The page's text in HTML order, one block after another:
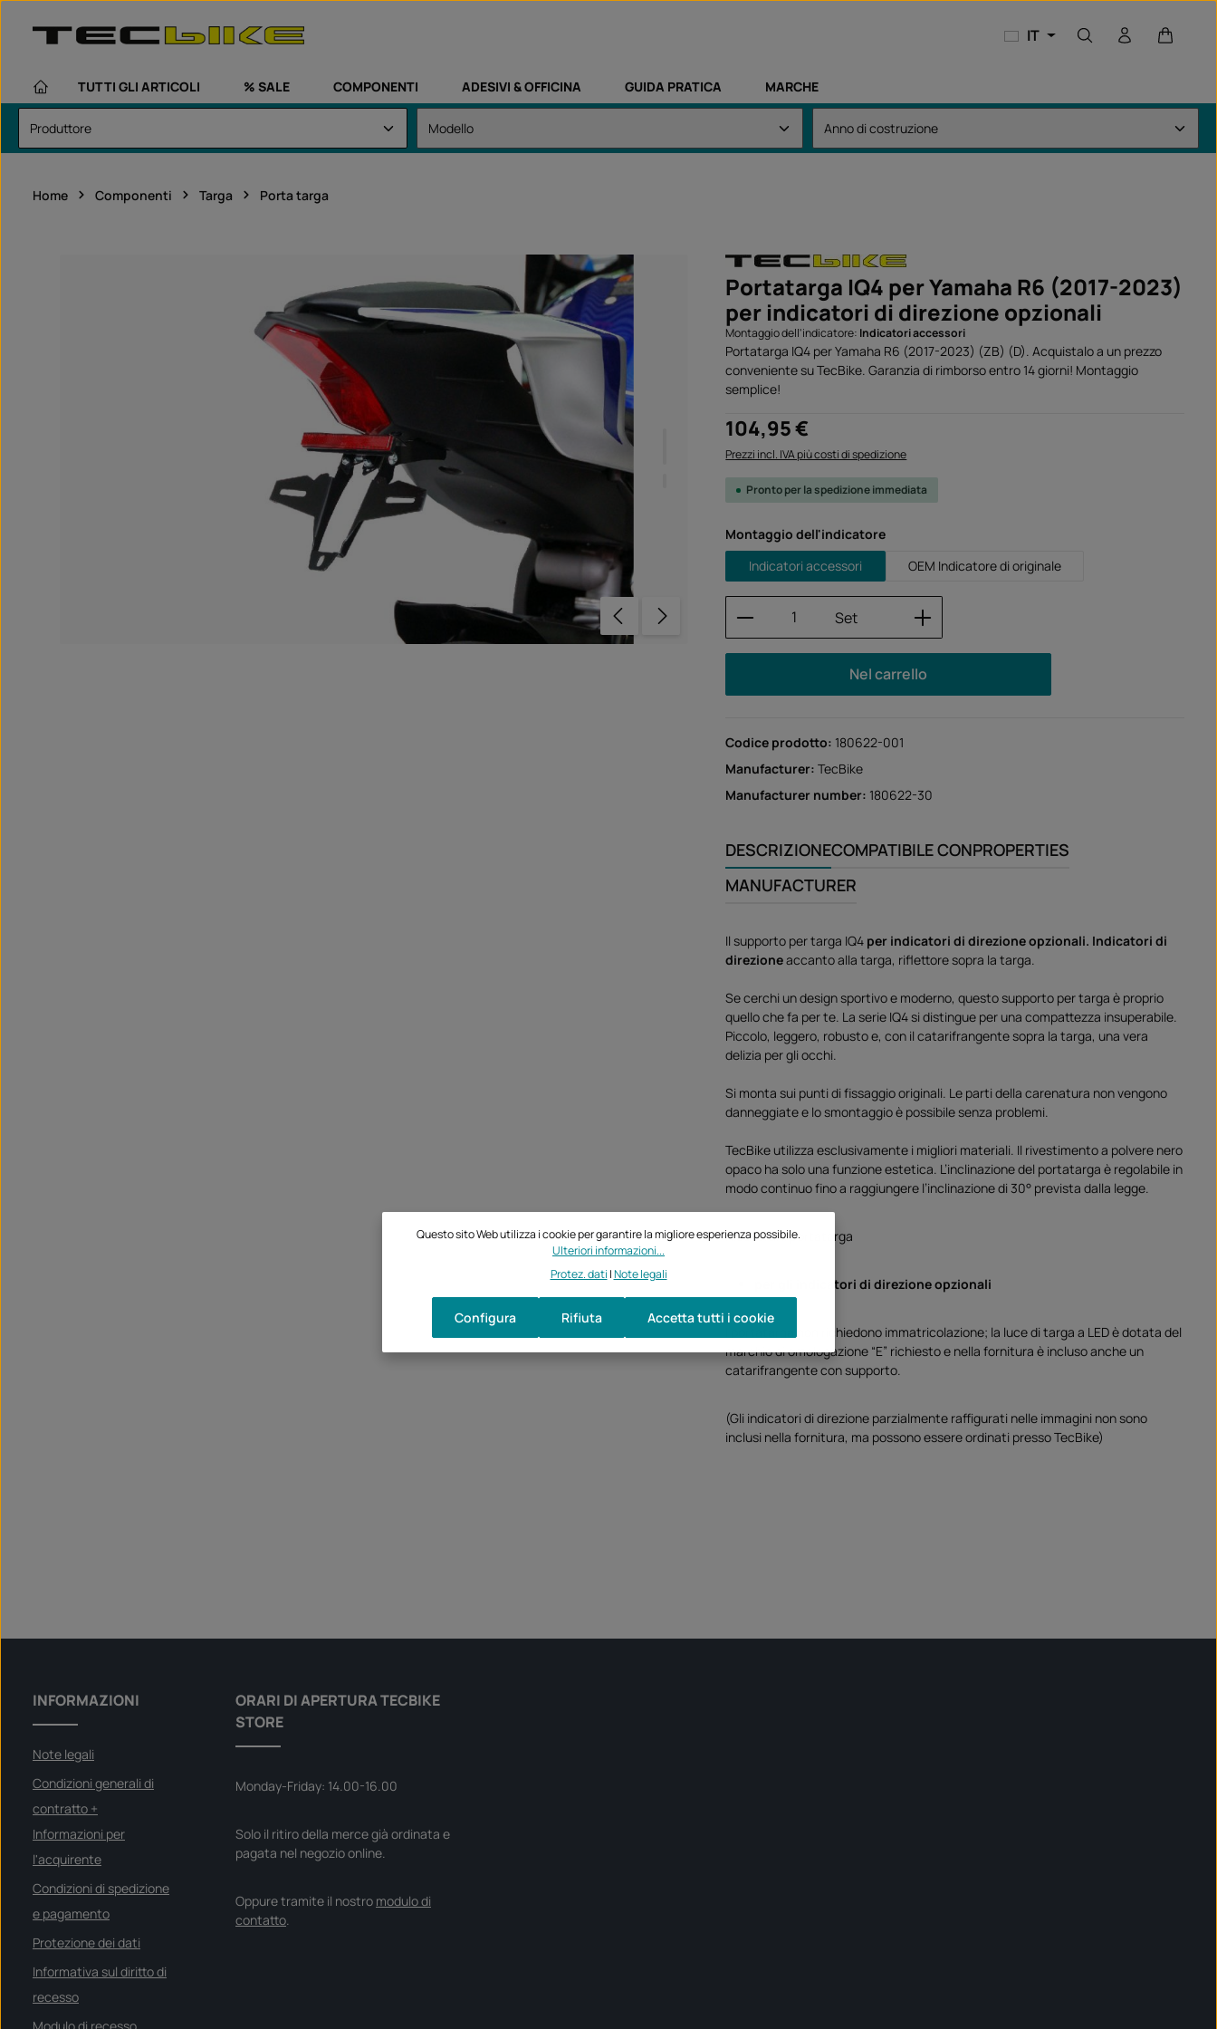
IT Il
TUTTI GLI ARTICOLI % SALE COMPONENTI ADESIVI & OFFICINA GUIDA PRATICA MARCHE
Home Componenti Targa Porta targa
Portatarga IQ4 per Yamaha R6 (2017-2023)
per indicatori di direzione opzionali
Montaggio dell'indicatore: Indicatori accessori
Portatarga IQ4 per Yamaha R6 (2017-2023) (ZB) (D). Acquistalo a un prezzo
conveniente su TecBike. Garanzia di rimborso entro 14 giorni! Montaggio
semplice!
Prezzo normale:
104,95 €
Prezzi incl. IVA più costi di spedizione
Pronto per la spedizione immediata
Seleziona
Montaggio dell'indicatore
Indicatori accessori
OEM Indicatore di originale
Quantità del prodotto: inserisci la quantità
Set
Nel carrello
Codice prodotto: 180622-001
Manufacturer:TecBike
Manufacturer number: 180622-30
DESCRIZIONECOMPATIBILE CONPROPERTIES
MANUFACTURER
Il supporto per targa IQ4 per indicatori di direzione opzionali. Indicatori di
direzioneaccanto alla targa, riflettore sopra la targa.
Se cerchi un design sportivo e moderno, questo supporto per targa è proprio
quello che fa per te. La serie IQ4 si distingue per una compattezza insuperabile.
Piccolo, leggero, robusto e, con il catarifrangente sopra la targa, una vera
delizia per gli occhi.
Si monta sui punti di fissaggio originali. Le parti della carenatura non vengono
danneggiate e lo smontaggio è possibile senza problemi.
TecBike utilizza esclusivamente i migliori materiali. Il rivestimento a polvere nero
opaco ha solo una funzione estetica. L’inclinazione del portatarga è regolabile in
modo continuo fino a raggiungere l’inclinazione di 30° prevista dalla legge.
Riceverai il portatarga
per gli indicatori di direzione opzionali
I portatarga non richiedono immatricolazione; la luce di targa a LED è dotata del
marchio di omologazione “E” richiesto e nella fornitura è incluso anche un
catarifrangente con supporto.
(Gli indicatori di direzione parzialmente raffigurati nelle immagini non sono
inclusi nella fornitura, ma possono essere ordinati presso TecBike)
INFORMAZIONI
Note legali
Condizioni generali di
contratto +
Informazioni per
l'acquirente
Condizioni di spedizione
e pagamento
Protezione dei dati
Informativa sul diritto di
recesso
ORARI DI APERTURA TECBIKE
STORE
Monday-Friday: 14.00-16.00
Solo il ritiro della merce già ordinata e
pagata nel negozio online.
Oppure tramite il nostro modulo di
contatto.
Questo sito Web utilizza i cookie per garantire la migliore esperienza possibile.
Ulteriori informazioni...
Protez. dati |Note legali
Rifiuta
Configura Accetta tutti i cookie